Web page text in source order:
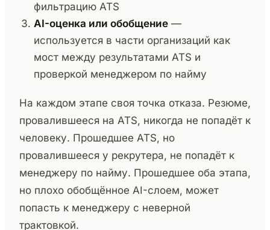
фильтрацию ATS
AI-оценка или обобщение —
используется в части организаций как
мост между результатами ATS и
проверкой менеджером по найму
На каждом этапе своя точка отказа. Резюме,
провалившееся на ATS, никогда не попадёт к
человеку. Прошедшее ATS, но
провалившееся у рекрутера, не попадёт к
менеджеру по найму. Прошедшее оба этапа,
но плохо обобщённое AI-слоем, может
попасть к менеджеру с неверной
трактовкой.